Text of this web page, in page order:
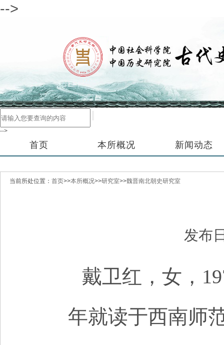
-->
-->
首页 本所概况 新闻动态
当前所处位置： 首页>>本所概况>>研究室>>魏晋南北朝史研究室
发布
戴卫红，女，
年就读于西南师